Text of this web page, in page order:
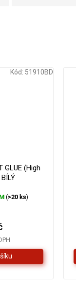
GLUE (High
(>20 ks)
Kód: 51910BD